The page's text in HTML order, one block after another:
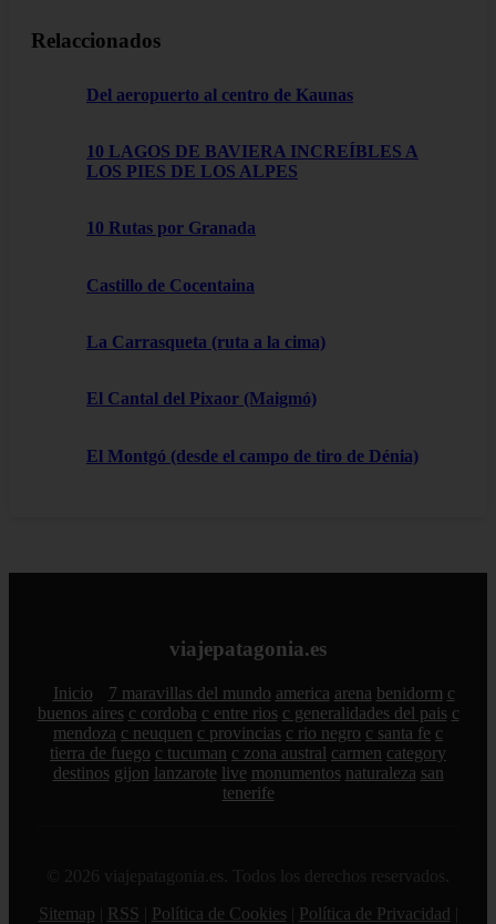
Relaccionados
Del aeropuerto al centro de Kaunas
10 LAGOS DE BAVIERA INCREÍBLES A
LOS PIES DE LOS ALPES
10 Rutas por Granada
Castillo de Cocentaina
La Carrasqueta (ruta a la cima)
El Cantal del Pixaor (Maigmó)
El Montgó (desde el campo de tiro de Dénia)
viajepatagonia.es
Inicio 7 maravillas del mundo america arena benidorm c
buenos aires c cordoba c entre rios c generalidades del pais c
mendoza c neuquen c provincias c rio negro c santa fe c
tierra de fuego c tucuman c zona austral carmen category
destinos gijon lanzarote live monumentos naturaleza san
tenerife
© 2026 viajepatagonia.es. Todos los derechos reservados.
Sitemap
RSS Política de Cookies Política de Privacidad